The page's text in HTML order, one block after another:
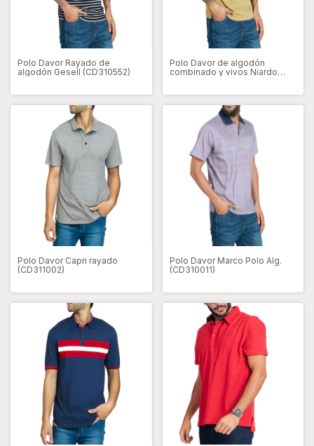
Polo Davor Rayado de
algodón Gesell (CD310552)
Polo Davor de algodón
combinado y vivos Niardo
Polo Davor Capri rayado
(CD311002)
Polo Davor Marco Polo Alg.
(CD310011)